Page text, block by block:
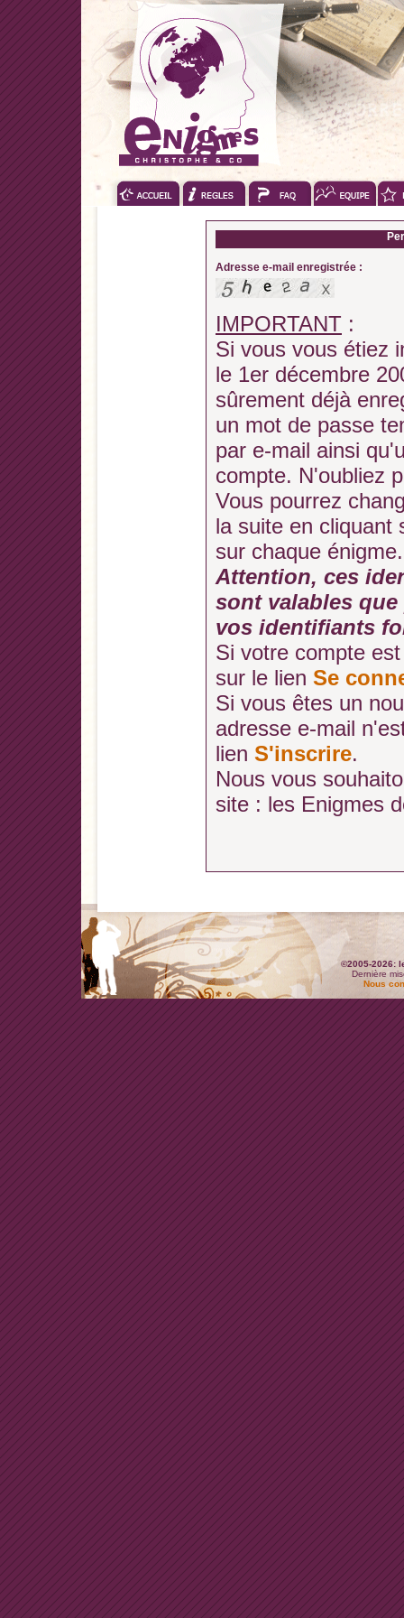
Adresse e-mail enregistrée :
IMPORTANT :
Si vous vous étiez
le 1er décembre
sûrement déjà
un mot de passe
par e-mail ainsi
compte. N'oubliez
Vous pourrez
la suite en cliquant
sur chaque énigme.
Attention, ces
sont valables
vos identifiants
Si votre compte
sur le lien Se
Si vous êtes un
adresse e-mail
lien S'inscrire.
Nous vous
site : les Enigmes
©2005-2026:
Dernière
Nous